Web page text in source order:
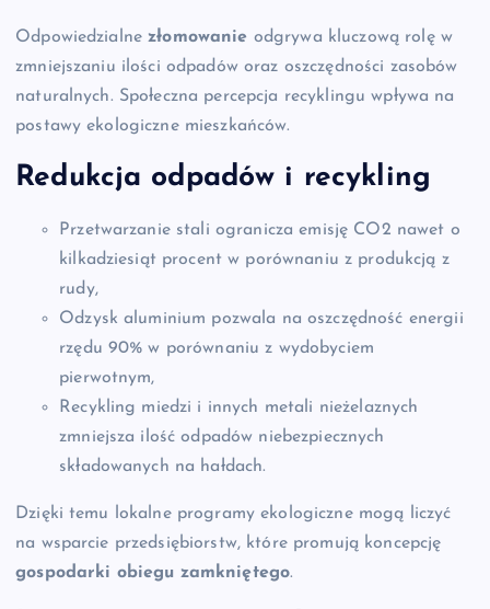
Odpowiedzialnezłomowanie odgrywa kluczową rolę w
zmniejszaniu ilości odpadów oraz oszczędności zasobów
naturalnych. Społeczna percepcja recyklingu wpływa na
postawy ekologiczne mieszkańców.
Redukcja odpadów i recykling
Przetwarzanie stali ogranicza emisję CO2 nawet o
kilkadziesiąt procent w porównaniu z produkcją z
rudy,
Odzysk aluminium pozwala na oszczędność energii
rzędu 90% w porównaniu z wydobyciem
pierwotnym,
Recykling miedzi i innych metali nieżelaznych
zmniejsza ilość odpadów niebezpiecznych
składowanych na hałdach.
Dzięki temu lokalne programy ekologiczne mogą liczyć
na wsparcie przedsiębiorstw, które promują koncepcję
gospodarki obiegu zamkniętego.